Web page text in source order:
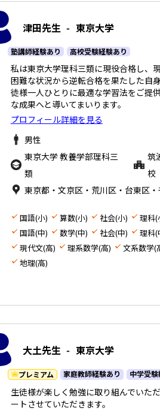
津田先生 - 東京大学
塾講師経験あり 高校受験経験あり
私は東京大学理科三類に現役合格し、
困難な状況から逆転合格を果たした自
徒様一人ひとりに最適な学習法をご提
な成果へと導いてまいります。
プロフィール詳細を見る
男性
東京大学 教養学部理科三
類
筑
校
東京都・文京区・荒川区・台東区
国語(小) 算数(小) 社会(小) 理科(
国語(中)
数学(中) 社会(中) 理科(
現代文(高)
理系数学(高) 文系数学(
地理(高)
大土先生 - 東京大学
プレミアム 家庭教師経験あり 中学受
生徒様が楽しく勉強に取り組んでいた
ートさせていただきます。